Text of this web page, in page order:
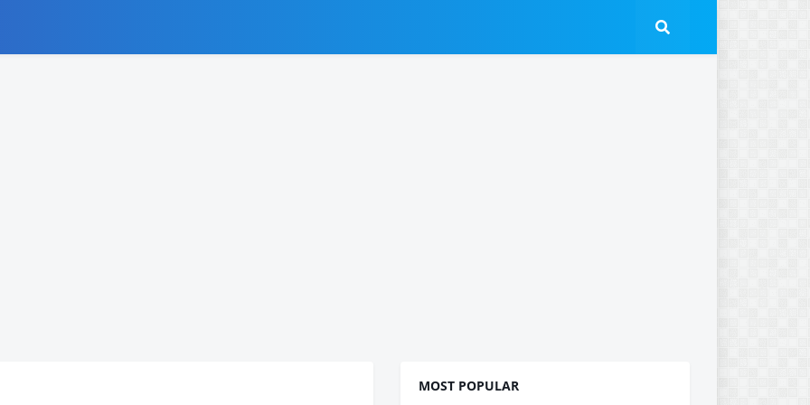
MOST POPULAR